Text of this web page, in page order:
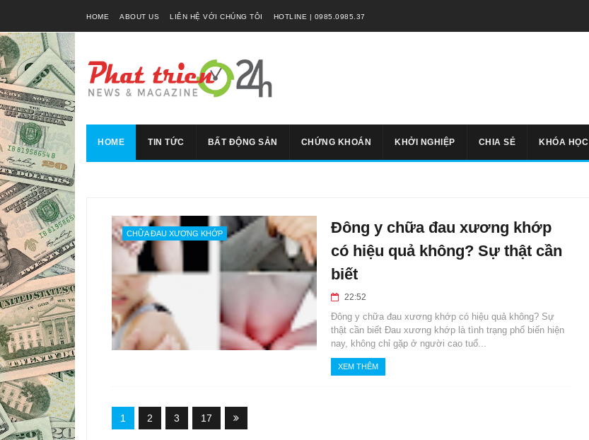
HOME ABOUT US LIÊN HỆ VỚI CHÚNG TÔI HOTLINE | 0985.0985.37
HOME TIN TỨC BẤT ĐỘNG SẢN CHỨNG KHOÁN KHỞI NGHIỆP CHIA SẺ KHÓA HỌC
CHỮA ĐAU XƯƠNG KHỚP
Đông y chữa đau xương khớp
có hiệu quả không? Sự thật cần
biết
22:52
Đông y chữa đau xương khớp có hiệu quả không? Sự
thật cần biết Đau xương khớp là tình trạng phổ biến hiện
nay, không chỉ gặp ở người cao tuổ...
XEM THÊM
1 2 3 17